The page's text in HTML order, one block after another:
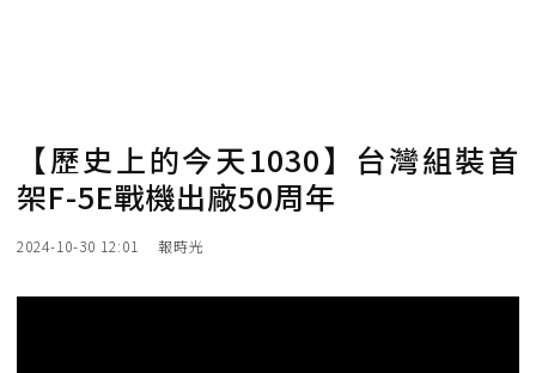
【歷史上的今天1030】台灣組裝首
架F-5E戰機出廠50周年
2024-10-30 12:01 報時光